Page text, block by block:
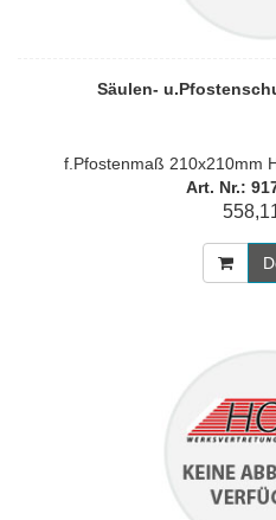
Säulen-
f.Pfostenmaß 210x210mm
Art. Nr.: